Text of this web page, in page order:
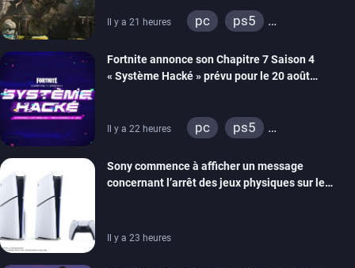
Il y a 21 heures pc
ps5
Fortnite annonce son Chapitre 7 Saison 4
« Système Hacké » prévu pour le 20 août
Il y a 22 heures pc
ps5
ios
android
xbox one
switch 2
Sony commence à afficher un message
concernant l’arrêt des jeux physiques sur le
Il y a 23 heures